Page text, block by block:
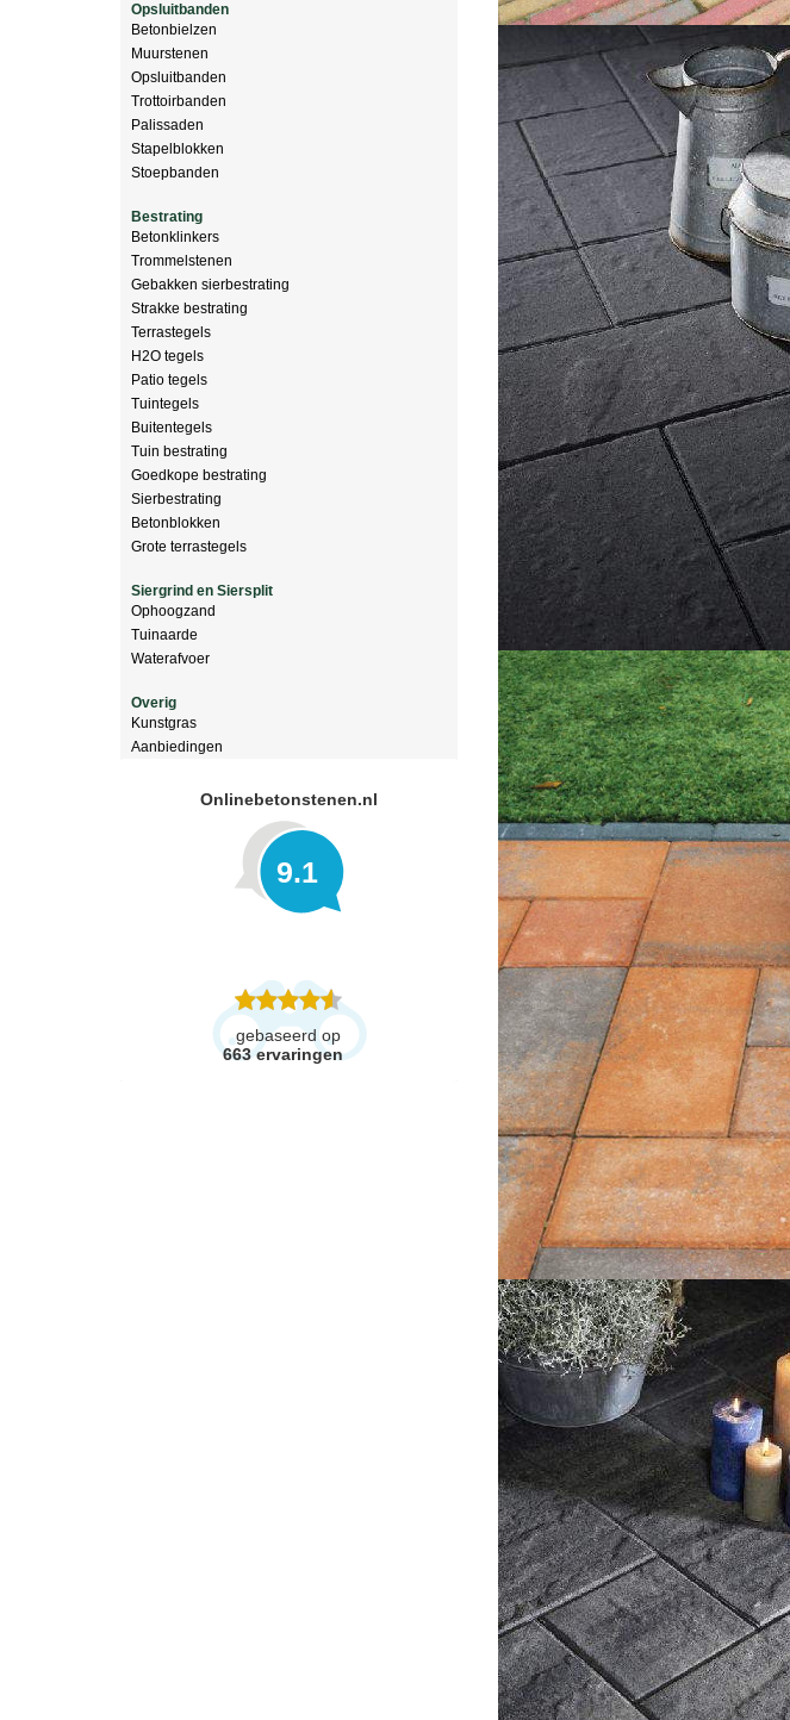
Opsluitbanden
Betonbielzen
Muurstenen
Opsluitbanden
Trottoirbanden
Palissaden
Stapelblokken
Stoepbanden
Bestrating
Betonklinkers
Trommelstenen
Gebakken sierbestrating
Strakke bestrating
Terrastegels
H2O tegels
Patio tegels
Tuintegels
Buitentegels
Tuin bestrating
Goedkope bestrating
Sierbestrating
Betonblokken
Grote terrastegels
Siergrind en Siersplit
Ophoogzand
Tuinaarde
Waterafvoer
Overig
Kunstgras
Aanbiedingen
Onlinebetonstenen.nl
9.1
gebaseerd op
663 ervaringen